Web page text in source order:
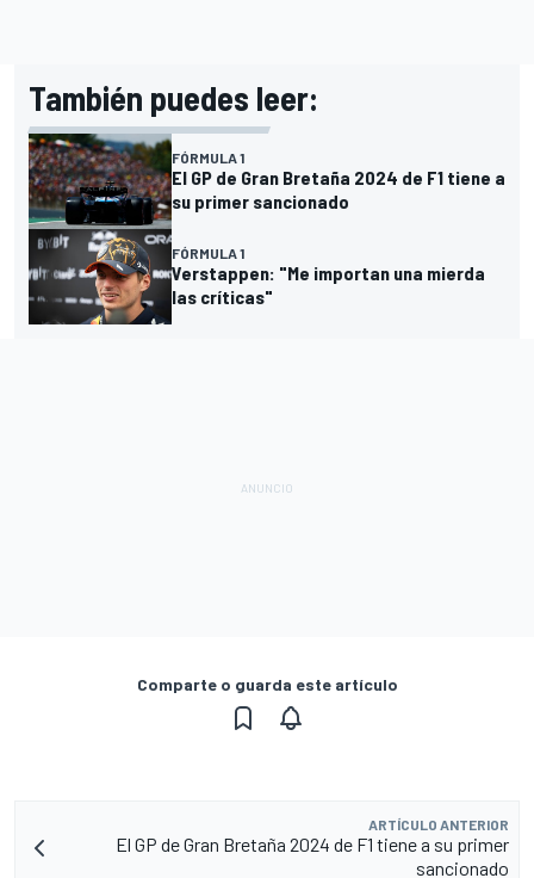
También puedes leer:
FÓRMULA 1
El GP de Gran Bretaña 2024 de F1 tiene a
su primer sancionado
FÓRMULA 1
Verstappen: "Me importan una mierda
las críticas"
Comparte o guarda este artículo
ARTÍCULO ANTERIOR
El GP de Gran Bretaña 2024 de F1 tiene a su primer
sancionado